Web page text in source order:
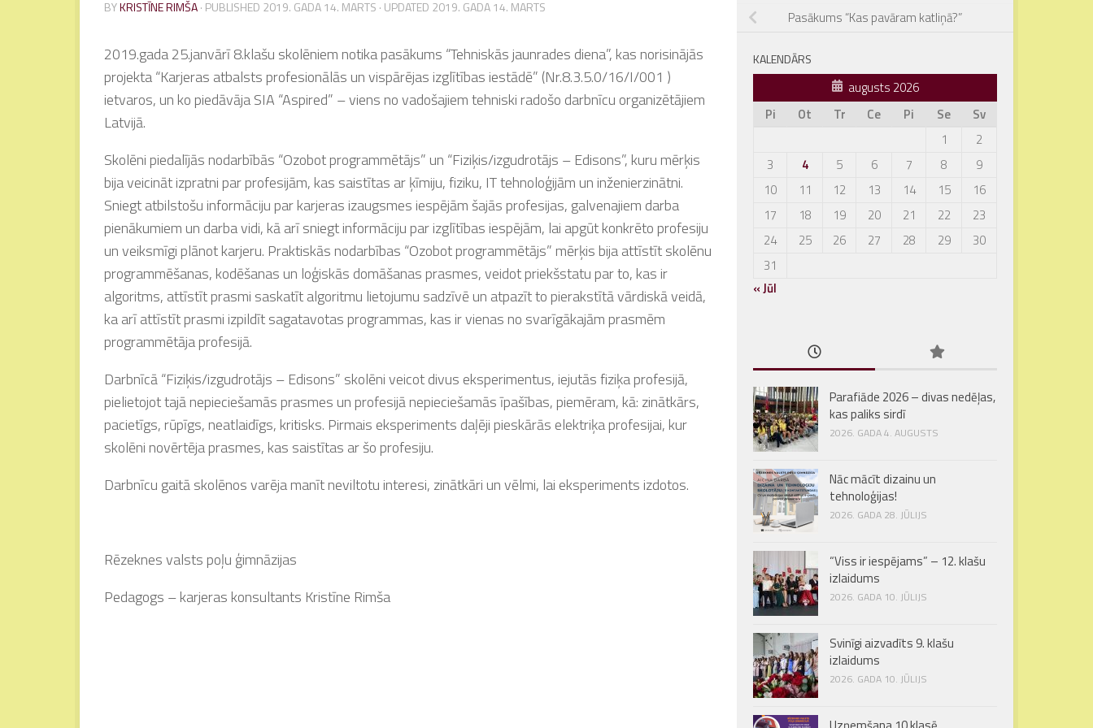
BYKRISTĪNE RIMŠA· PUBLISHED 2019. GADA 14. MARTS · UPDATED 2019. GADA 14. MARTS
2019.gada 25.janvārī 8.klašu skolēniem notika pasākums “Tehniskās jaunrades diena”, kas norisinājās
projekta “Karjeras atbalsts profesionālās un vispārējas izglītības iestādē” (Nr.8.3.5.0/16/I/001 )
ietvaros, un ko piedāvāja SIA “Aspired” – viens no vadošajiem tehniski radošo darbnīcu organizētājiem
Latvijā.
Skolēni piedalījās nodarbībās “Ozobot programmētājs” un “Fiziķis/izgudrotājs – Edisons”, kuru mērķis
bija veicināt izpratni par profesijām, kas saistītas ar ķīmiju, fiziku, IT tehnoloģijām un inženierzinātni.
Sniegt atbilstošu informāciju par karjeras izaugsmes iespējām šajās profesijas, galvenajiem darba
pienākumiem un darba vidi, kā arī sniegt informāciju par izglītības iespējām, lai apgūt konkrēto profesiju
un veiksmīgi plānot karjeru. Praktiskās nodarbības “Ozobot programmētājs” mērķis bija attīstīt skolēnu
programmēšanas, kodēšanas un loģiskās domāšanas prasmes, veidot priekšstatu par to, kas ir
algoritms, attīstīt prasmi saskatīt algoritmu lietojumu sadzīvē un atpazīt to pierakstītā vārdiskā veidā,
ka arī attīstīt prasmi izpildīt sagatavotas programmas, kas ir vienas no svarīgākajām prasmēm
programmētāja profesijā.
Darbnīcā “Fiziķis/izgudrotājs – Edisons” skolēni veicot divus eksperimentus, iejutās fiziķa profesijā,
pielietojot tajā nepieciešamās prasmes un profesijā nepieciešamās īpašības, piemēram, kā: zinātkārs,
pacietīgs, rūpīgs, neatlaidīgs, kritisks. Pirmais eksperiments daļēji pieskārās elektriķa profesijai, kur
skolēni novērtēja prasmes, kas saistītas ar šo profesiju.
Darbnīcu gaitā skolēnos varēja manīt neviltotu interesi, zinātkāri un vēlmi, lai eksperiments izdotos.
Rēzeknes valsts poļu ģimnāzijas
Pedagogs – karjeras konsultants Kristīne Rimša
Pasākums “Kas pavāram katliņā?”
KALENDĀRS
augusts 2026
Pi
Ot Tr Ce Pi Se
Sv
1
2
3
4 5 6 7 8
9
10
11 12 13 14 15
16
17
18 19 20 21 22
23
24
25 26 27 28 29
30
31
« Jūl
Parafiāde 2026 – divas nedēļas,
kas paliks sirdī
2026. GADA 4. AUGUSTS
Nāc mācīt dizainu un
tehnoloģijas!
2026. GADA 28. JŪLIJS
“Viss ir iespējams” – 12. klašu
izlaidums
2026. GADA 10. JŪLIJS
Svinīgi aizvadīts 9. klašu
izlaidums
2026. GADA 10. JŪLIJS